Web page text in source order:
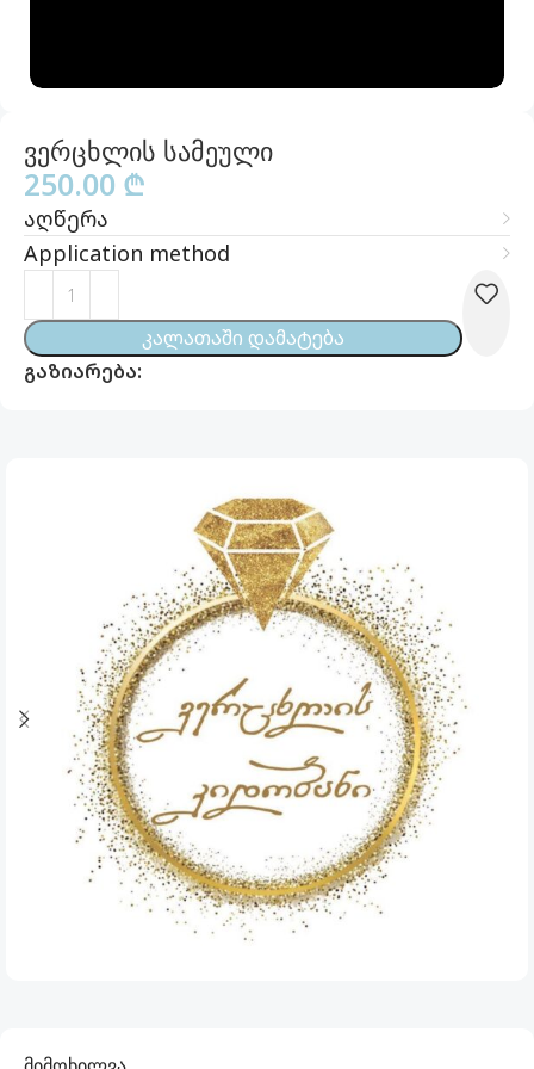
ვერცხლის სამეული
250.00 ₾
აღწერა
Application method
Კალათაში Დამატება
გაზიარება: